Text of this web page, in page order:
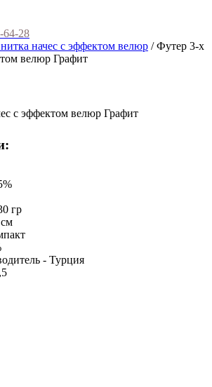
64-28
начес с эффектом велюр / Футер 3-х
велюр Графит
с эффектом велюр Графит
гр
- Турция